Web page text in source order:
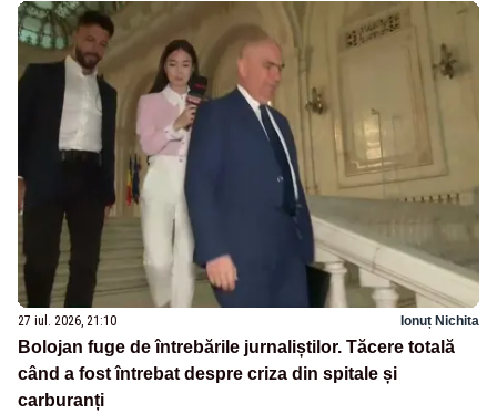
27 iul. 2026, 21:10 Ionuț Nichita
Bolojan fuge de întrebările jurnaliștilor. Tăcere totală
când a fost întrebat despre criza din spitale și
carburanți